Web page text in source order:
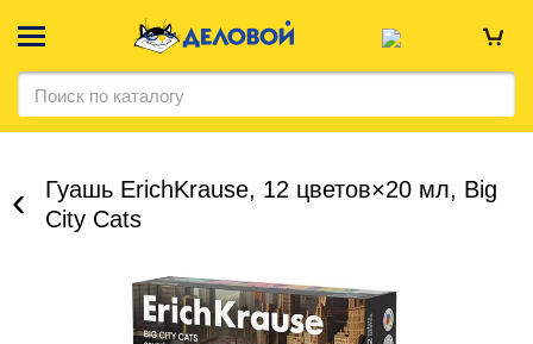
Гуашь ErichKrause, 12 цветов×20 мл, Big
City Cats